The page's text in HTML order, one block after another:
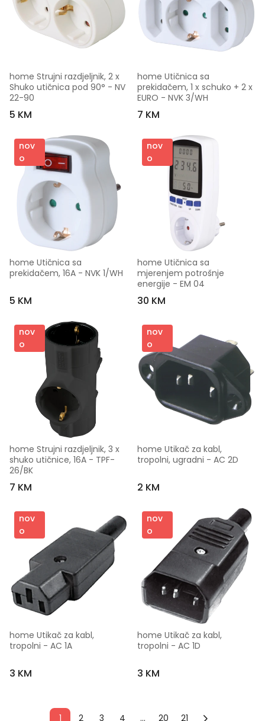
home Strujni razdjeljnik, 2 x
Shuko utičnica pod 90° - NV
22-90
5 KM
home Utičnica sa
prekidačem, 1 x schuko + 2 x
EURO - NVK 3/WH
7 KM
nov
o
home Utičnica sa
prekidačem, 16A - NVK 1/WH
5 KM
nov
o
home Utičnica sa
mjerenjem potrošnje
energije - EM 04
30 KM
nov
o
home Strujni razdjeljnik, 3 x
shuko utičnice, 16A - TPF-
26/BK
7 KM
nov
o
home Utikač za kabl,
tropolni, ugradni - AC 2D
2 KM
nov
o
home Utikač za kabl,
tropolni - AC 1A
3 KM
nov
o
home Utikač za kabl,
tropolni - AC 1D
3 KM
1 2 3 4 ... 20 21